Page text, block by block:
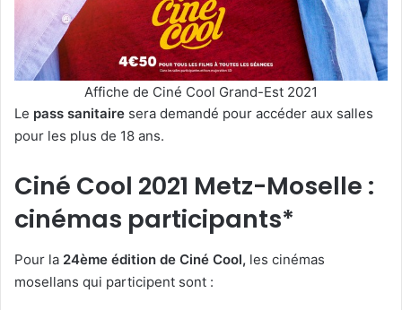
Affiche de Ciné Cool Grand-Est 2021
Le pass sanitaire sera demandé pour accéder aux salles
pour les plus de 18 ans.
Ciné Cool 2021 Metz-Moselle :
cinémas participants*
Pour la 24ème édition de Ciné Cool, les cinémas
mosellans qui participent sont :